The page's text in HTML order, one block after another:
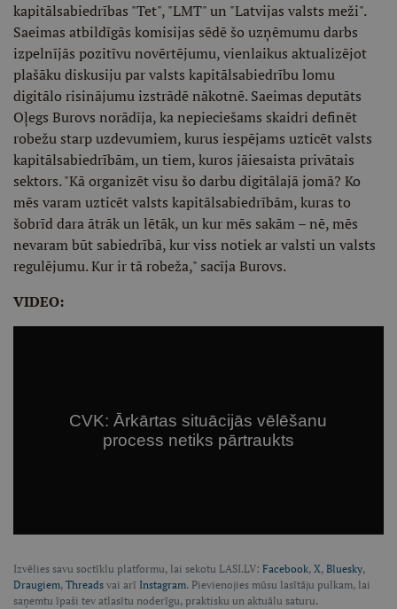
kapitālsabiedrības "Tet", "LMT" un "Latvijas valsts meži".
Saeimas atbildīgās komisijas sēdē šo uzņēmumu darbs
izpelnījās pozitīvu novērtējumu, vienlaikus aktualizējot
plašāku diskusiju par valsts kapitālsabiedrību lomu
digitālo risinājumu izstrādē nākotnē. Saeimas deputāts
Oļegs Burovs norādīja, ka nepieciešams skaidri definēt
robežu starp uzdevumiem, kurus iespējams uzticēt valsts
kapitālsabiedrībām, un tiem, kuros jāiesaista privātais
sektors. "Kā organizēt visu šo darbu digitālajā jomā? Ko
mēs varam uzticēt valsts kapitālsabiedrībām, kuras to
šobrīd dara ātrāk un lētāk, un kur mēs sakām – nē, mēs
nevaram būt sabiedrībā, kur viss notiek ar valsti un valsts
regulējumu. Kur ir tā robeža," sacīja Burovs.
VIDEO:
Izvēlies savu soctīklu platformu, lai sekotu LASI.LV: Facebook, X, Bluesky,
Draugiem, Threads vai arī Instagram. Pievienojies mūsu lasītāju pulkam, lai
saņemtu īpaši tev atlasītu noderīgu, praktisku un aktuālu saturu.